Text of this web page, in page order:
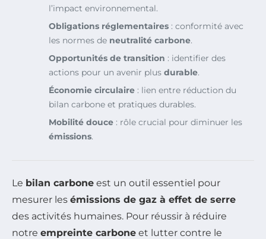
l’impact environnemental.
Obligations réglementaires : conformité avec
les normes de neutralité carbone.
Opportunités de transition : identifier des
actions pour un avenir plus durable.
Économie circulaire : lien entre réduction du
bilan carbone et pratiques durables.
Mobilité douce : rôle crucial pour diminuer les
émissions.
Le bilan carbone est un outil essentiel pour
mesurer les émissions de gaz à effet de serre
des activités humaines. Pour réussir à réduire
notre empreinte carbone et lutter contre le